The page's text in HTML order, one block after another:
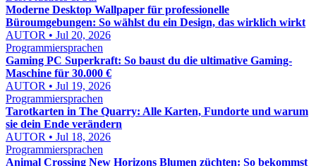
Moderne Desktop Wallpaper für professionelle
Büroumgebungen: So wählst du ein Design, das wirklich wirkt
AUTOR • Jul 20, 2026
Programmiersprachen
Gaming PC Superkraft: So baust du die ultimative Gaming-
Maschine für 30.000 €
AUTOR • Jul 19, 2026
Programmiersprachen
Tarotkarten in The Quarry: Alle Karten, Fundorte und warum
sie dein Ende verändern
AUTOR • Jul 18, 2026
Programmiersprachen
Animal Crossing New Horizons Blumen züchten: So bekommst